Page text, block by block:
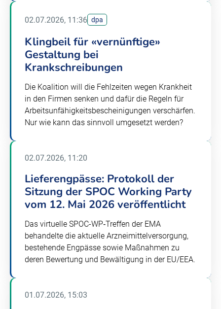
02.07.2026, 11:36 dpa
Klingbeil für «vernünftige»
Gestaltung bei
Krankschreibungen
Die Koalition will die Fehlzeiten wegen Krankheit
in den Firmen senken und dafür die Regeln für
Arbeitsunfähigkeitsbescheinigungen verschärfen.
Nur wie kann das sinnvoll umgesetzt werden?
02.07.2026, 11:20
Lieferengpässe: Protokoll der
Sitzung der SPOC Working Party
vom 12. Mai 2026 veröffentlicht
Das virtuelle SPOC-WP‑Treffen der EMA
behandelte die aktuelle Arzneimittelversorgung,
bestehende Engpässe sowie Maßnahmen zu
deren Bewertung und Bewältigung in der EU/EEA.
01.07.2026, 15:03